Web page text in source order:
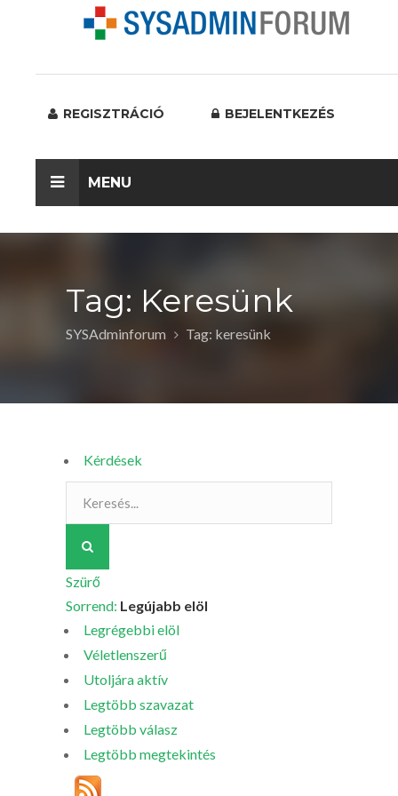
REGISZTRÁCIÓ BEJELENTKEZÉS
MENU
Tag: Keresünk
SYSAdminforum Tag: keresünk
Kérdések
Szürő
Sorrend: Legújabb elöl
Legrégebbi elöl
Véletlenszerű
Utoljára aktív
Legtöbb szavazat
Legtöbb válasz
Legtöbb megtekintés